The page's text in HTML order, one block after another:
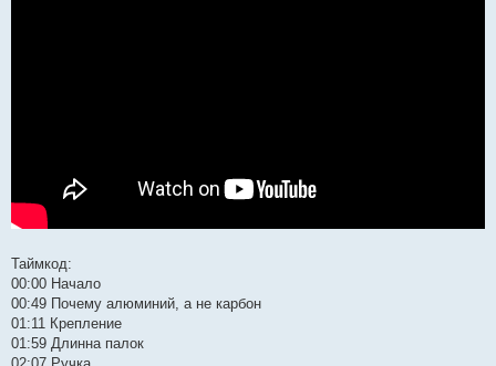
Таймкод:
00:00 Начало
00:49 Почему алюминий, а не карбон
01:11 Крепление
01:59 Длинна палок